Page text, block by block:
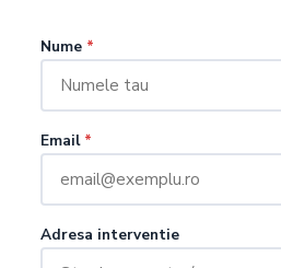
Nume *
Email *
Adresa interventie